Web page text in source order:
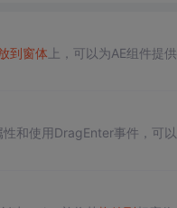
到窗体 上，可以为AE组件提供
性和使用DragEnter事件，可以